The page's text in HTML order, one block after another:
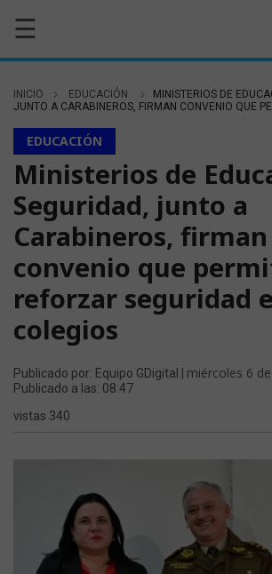
☰
INICIO EDUCACIÓN
MINISTERIOS DE
JUNTO A CARABINEROS, FIRMAN CONVENIO QUE
EDUCACIÓN
Ministerios de
Seguridad, junto a
Carabineros, firman
convenio que
reforzar seguridad
colegios
Publicado por: Equipo GDigital | miércoles 6
Publicado a las: 08:47
vistas 340